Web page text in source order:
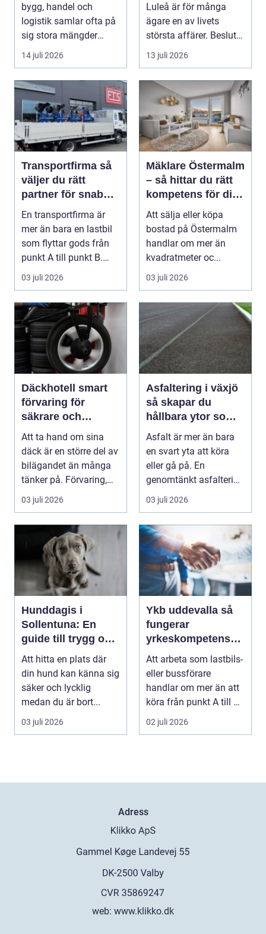
bygg, handel och
logistik samlar ofta på
sig stora mängder
lastpallar. De tar...
14 juli 2026
Luleå är för många
ägare en av livets
största affärer. Beslutet
rymmer både ...
13 juli 2026
Transportfirma så
väljer du rätt
partner för snabba
och trygga
leveranser
En transportfirma är
mer än bara en lastbil
som flyttar gods från
punkt A till punkt B.
Rätt partner...
03 juli 2026
Mäklare Östermalm
– så hittar du rätt
kompetens för din
bostadsaffär
Att sälja eller köpa
bostad på Östermalm
handlar om mer än
kvadratmeter oc...
03 juli 2026
Däckhotell smart
förvaring för
säkrare och
enklare bilägande
Att ta hand om sina
däck är en större del av
bilägandet än många
tänker på. Förvaring,
skick, lufttr...
03 juli 2026
Asfaltering i växjö
så skapar du
hållbara ytor som
fungerar året runt
Asfalt är mer än bara
en svart yta att köra
eller gå på. En
genomtänkt asfaltering
kan lyfta helhets...
03 juli 2026
Hunddagis i
Sollentuna: En
guide till trygg och
stimulerande
dagvård för din
hund
Att hitta en plats där
din hund kan känna sig
säker och lycklig
medan du är bort...
03 juli 2026
Ykb uddevalla så
fungerar
yrkeskompetensbe
vis för lastbil och
buss
Att arbeta som lastbils-
eller bussförare
handlar om mer än att
köra från punkt A till B.
Bakom varj...
02 juli 2026
Adress
web: www.klikko.dk